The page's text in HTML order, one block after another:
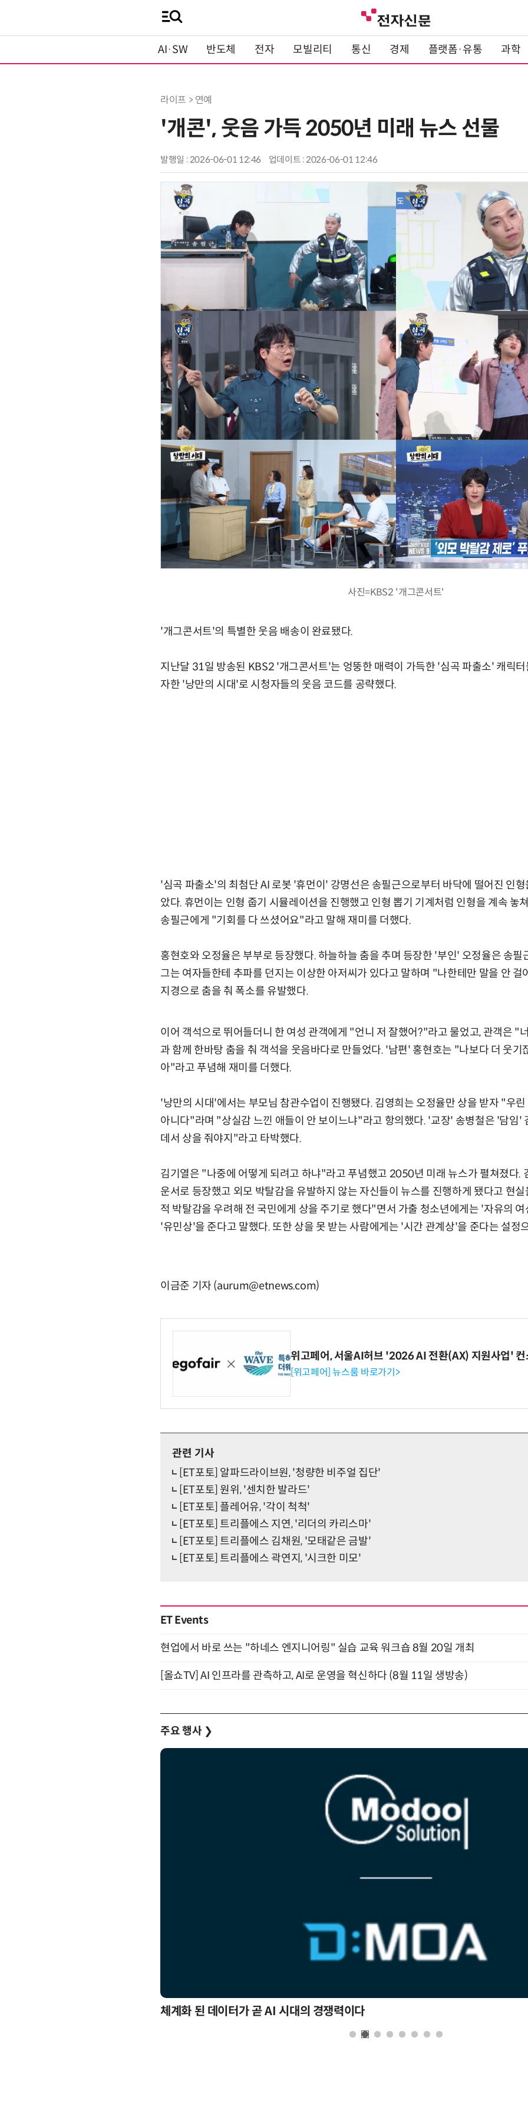
AI·SW 반도체 전자 모빌리티 통신 경제 플랫폼·유통 과학
라이프 > 연예
'개콘', 웃음 가득 2050년 미래 뉴스 선물
발행일 : 2026-06-01 12:46 업데이트 : 2026-06-01 12:46
사진=KBS2 '개그콘서트'
'개그콘서트'의 특별한 웃음 배송이 완료됐다.
지난달 31일 방송된 KBS2 '개그콘서트'는 엉뚱한 매력이 가득한 '심곡 파출소' 캐릭
자한 '낭만의 시대'로 시청자들의 웃음 코드를 공략했다.
'심곡 파출소'의 최첨단 AI 로봇 '휴먼이' 강명선은 송필근으로부터 바닥에 떨어진 인
았다. 휴먼이는 인형 줍기 시뮬레이션을 진행했고 인형 뽑기 기계처럼 인형을 계속 놓
송필근에게 "기회를 다 쓰셨어요"라고 말해 재미를 더했다.
홍현호와 오정율은 부부로 등장했다. 하늘하늘 춤을 추며 등장한 '부인' 오정율은 송필
그는 여자들한테 추파를 던지는 이상한 아저씨가 있다고 말하며 "나한테만 말을 안 걸
지경으로 춤을 춰 폭소를 유발했다.
이어 객석으로 뛰어들더니 한 여성 관객에게 "언니 저 잘했어?"라고 물었고, 관객은 "
과 함께 한바탕 춤을 춰 객석을 웃음바다로 만들었다. '남편' 홍현호는 "나보다 더 웃기
아"라고 푸념해 재미를 더했다.
'낭만의 시대'에서는 부모님 참관수업이 진행됐다. 김영희는 오정율만 상을 받자 "우린
아니다"라며 "상실감 느낀 애들이 안 보이느냐"라고 항의했다. '교장' 송병철은 '담임'
데서 상을 줘야지"라고 타박했다.
김기열은 "나중에 어떻게 되려고 하냐"라고 푸념했고 2050년 미래 뉴스가 펼쳐졌다.
운서로 등장했고 외모 박탈감을 유발하지 않는 자신들이 뉴스를 진행하게 됐다고 현
적 박탈감을 우려해 전 국민에게 상을 주기로 했다"면서 가출 청소년에게는 '자유의
'유민상'을 준다고 말했다. 또한 상을 못 받는 사람에게는 '시간 관계상'을 준다는 설정
이금준 기자 (aurum@etnews.com)
위고페어, 서울AI허브 '2026 AI 전환(AX) 지원사업' 컨
[위고페어] 뉴스룸 바로가기>
관련 기사
[ET포토] 알파드라이브원, '청량한 비주얼 집단'
[ET포토] 원위, '센치한 발라드'
[ET포토] 플레어유, '각이 척척'
[ET포토] 트리플에스 지연, '리더의 카리스마'
[ET포토] 트리플에스 김채원, '모태같은 금발'
[ET포토] 트리플에스 곽연지, '시크한 미모'
ET Events
현업에서 바로 쓰는 "하네스 엔지니어링" 실습 교육 워크숍 8월 20일 개최
[올쇼TV] AI 인프라를 관측하고, AI로 운영을 혁신하다 (8월 11일 생방송)
주요 행사 ❯
체계화 된 데이터가 곧 AI 시대의 경쟁력이다